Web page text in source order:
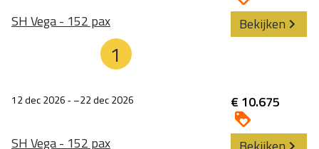
SH Vega - 152 pax
1
Bekijken
12 dec 2026‐ 22 dec 2026
SH Vega - 152 pax
€ 10.675